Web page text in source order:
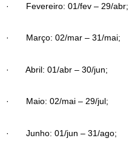
· Fevereiro: 01/fev – 29/abr;
· Março: 02/mar – 31/mai;
· Abril: 01/abr – 30/jun;
· Maio: 02/mai – 29/jul;
· Junho: 01/jun – 31/ago;